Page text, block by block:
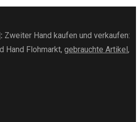
: Zweiter Hand kaufen und verkaufen:
Hand Flohmarkt, gebrauchte Artikel,